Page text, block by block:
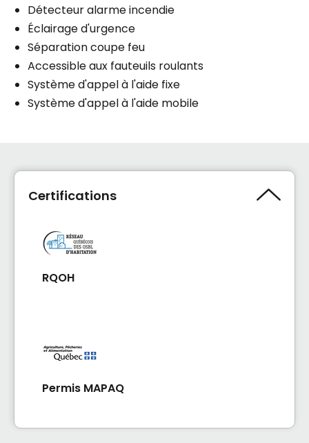
Détecteur alarme incendie
Éclairage d'urgence
Séparation coupe feu
Accessible aux fauteuils roulants
Système d'appel à l'aide fixe
Système d'appel à l'aide mobile
Certifications
RQOH
Permis MAPAQ